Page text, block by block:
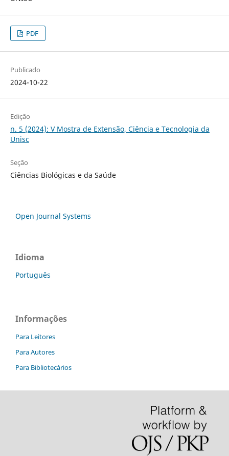
PDF
Publicado
2024-10-22
Edição
n. 5 (2024): V Mostra de Extensão, Ciência e Tecnologia da
Unisc
Seção
Ciências Biológicas e da Saúde
Open Journal Systems
Idioma
Português
Informações
Para Leitores
Para Autores
Para Bibliotecários